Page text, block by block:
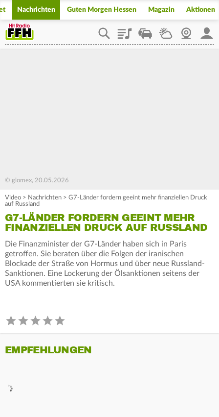
Nachrichten Guten Morgen Hessen Magazin Aktionen
PlaylistStaupilotWetterWebcam
© glomex, 20.05.2026
Video > Nachrichten > G7-Länder fordern geeint mehr finanziellen Druck
auf Russland
G7-LÄNDER FORDERN GEEINT MEHR
FINANZIELLEN DRUCK AUF RUSSLAND
Die Finanzminister der G7-Länder haben sich in Paris
getroffen. Sie beraten über die Folgen der iranischen
Blockade der Straße von Hormus und über neue Russland-
Sanktionen. Eine Lockerung der Ölsanktionen seitens der
USA kommentierten sie kritisch.
EMPFEHLUNGEN